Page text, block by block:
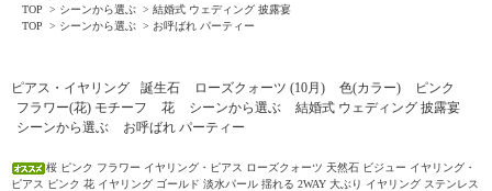
TOP
> シーンから選ぶ > 結婚式 ウェディング 披露宴
TOP
> シーンから選ぶ > お呼ばれ パーティー
ピアス・イヤリング 誕生石 ローズクォーツ (10月) 色(カラー)
ピンク
フラワー(花) モチーフ
花 シーンから選ぶ
結婚式 ウェディング 披露宴
シーンから選ぶ
お呼ばれ パーティー
桜 ピンク フラワー イヤリング・ピアス ローズクォーツ 天然石 ビジュー イヤリング・
ピアス ピンク 花 イヤリング ゴールド 淡水パール 揺れる 2WAY 大ぶり イヤリング ステンレス